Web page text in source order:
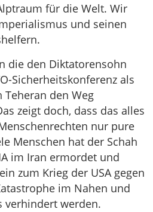
für die Welt. Wir
und seinen
die den Diktatorensohn
Sicherheitskonferenz als
den Weg
zeigt doch, dass das alles
nur pure
Menschen hat der Schah
im Iran ermordet und
zum Krieg der USA gegen
im Nahen und
verhindert werden.